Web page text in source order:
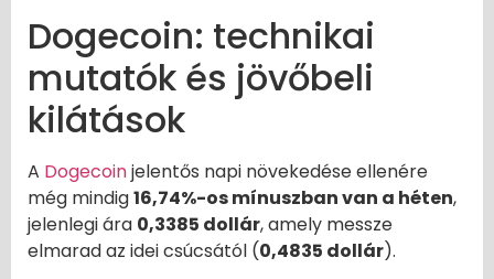
Dogecoin: technikai
mutatók és jövőbeli
kilátások
A Dogecoinjelentős napi növekedése ellenére
még mindig16,74%-os mínuszban van a héten,
jelenlegi ára 0,3385 dollár, amely messze
elmarad az idei csúcsától (0,4835 dollár).